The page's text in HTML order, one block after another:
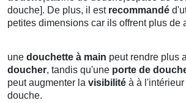
douche]. De plus, il est recommandé
petites dimensions car ils offrent plus de
une douchette à main peut rendre plus
doucher, tandis qu'une porte de
peut augmenter la visibilité à à
douche.